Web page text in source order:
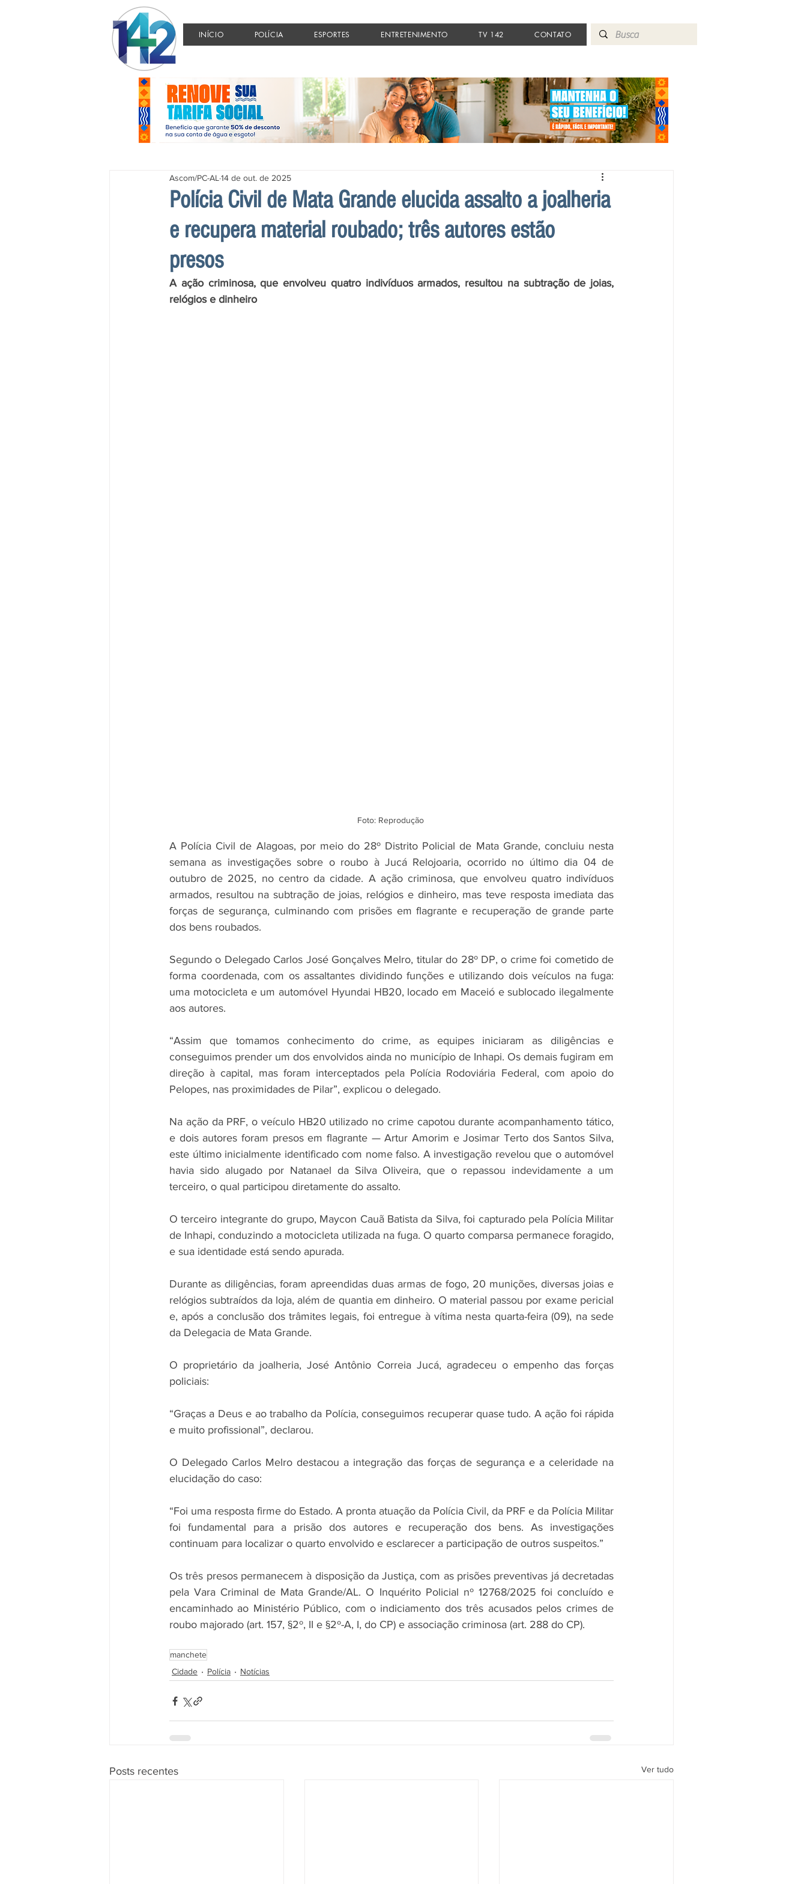
INÍCIO POLÍCIA ESPORTES ENTRETENIMENTO TV 142 CONTATO
Polícia Civil de Mata Grande elucida assalto a joalheria
e recupera material roubado; três autores estão
presos
Ascom/PC-AL 14 de out. de 2025
A ação criminosa, que envolveu quatro indivíduos armados, resultou na subtração de joias,
relógios e dinheiro
Foto: Reprodução
A Polícia Civil de Alagoas, por meio do 28º Distrito Policial de Mata Grande, concluiu nesta
semana as investigações sobre o roubo à Jucá Relojoaria, ocorrido no último dia 04 de
outubro de 2025, no centro da cidade. A ação criminosa, que envolveu quatro indivíduos
armados, resultou na subtração de joias, relógios e dinheiro, mas teve resposta imediata das
forças de segurança, culminando com prisões em flagrante e recuperação de grande parte
dos bens roubados.
Segundo o Delegado Carlos José Gonçalves Melro, titular do 28º DP, o crime foi cometido de
forma coordenada, com os assaltantes dividindo funções e utilizando dois veículos na fuga:
uma motocicleta e um automóvel Hyundai HB20, locado em Maceió e sublocado ilegalmente
aos autores.
“Assim que tomamos conhecimento do crime, as equipes iniciaram as diligências e
conseguimos prender um dos envolvidos ainda no município de Inhapi. Os demais fugiram em
direção à capital, mas foram interceptados pela Polícia Rodoviária Federal, com apoio do
Pelopes, nas proximidades de Pilar”, explicou o delegado.
Na ação da PRF, o veículo HB20 utilizado no crime capotou durante acompanhamento tático,
e dois autores foram presos em flagrante — Artur Amorim e Josimar Terto dos Santos Silva,
este último inicialmente identificado com nome falso. A investigação revelou que o automóvel
havia sido alugado por Natanael da Silva Oliveira, que o repassou indevidamente a um
terceiro, o qual participou diretamente do assalto.
O terceiro integrante do grupo, Maycon Cauã Batista da Silva, foi capturado pela Polícia Militar
de Inhapi, conduzindo a motocicleta utilizada na fuga. O quarto comparsa permanece foragido,
e sua identidade está sendo apurada.
Durante as diligências, foram apreendidas duas armas de fogo, 20 munições, diversas joias e
relógios subtraídos da loja, além de quantia em dinheiro. O material passou por exame pericial
e, após a conclusão dos trâmites legais, foi entregue à vítima nesta quarta-feira (09), na sede
da Delegacia de Mata Grande.
O proprietário da joalheria, José Antônio Correia Jucá, agradeceu o empenho das forças
policiais:
“Graças a Deus e ao trabalho da Polícia, conseguimos recuperar quase tudo. A ação foi rápida
e muito profissional”, declarou.
O Delegado Carlos Melro destacou a integração das forças de segurança e a celeridade na
elucidação do caso:
“Foi uma resposta firme do Estado. A pronta atuação da Polícia Civil, da PRF e da Polícia Militar
foi fundamental para a prisão dos autores e recuperação dos bens. As investigações
continuam para localizar o quarto envolvido e esclarecer a participação de outros suspeitos.”
Os três presos permanecem à disposição da Justiça, com as prisões preventivas já decretadas
pela Vara Criminal de Mata Grande/AL. O Inquérito Policial nº 12768/2025 foi concluído e
encaminhado ao Ministério Público, com o indiciamento dos três acusados pelos crimes de
roubo majorado (art. 157, §2º, II e §2º-A, I, do CP) e associação criminosa (art. 288 do CP).
manchete
Cidade
Polícia Notícias
Posts recentes Ver tudo